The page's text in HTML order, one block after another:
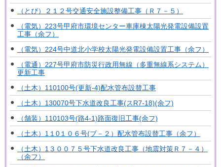
（とび）２１２号交通安全施設整備工事（Ｒ７－５）
（電気）223号甲府市環境センター車庫棟太陽光発電設備設置
工事（余フ）
（電気）224号中道北小学校太陽光発電設備設置工事（余フ）
（電通）227号甲府市防災行政用無線（多重無線系システム）
更新工事
（土木）110100号(更新-4)配水管布設替工事
（土木）130070号下水道改良工事(スR7-18)(余フ)
（舗装）110103号(路4-1)路面復旧工事(余フ)
（土木）1１0１０６号(ブ－２）配水管布設替工事（余フ）
（土木）1３００７５号下水道改良工事（地震対策Ｒ７－４）
（余フ）